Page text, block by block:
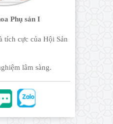
Phụ sản I
tích cực của Hội Sản
lâm sàng.